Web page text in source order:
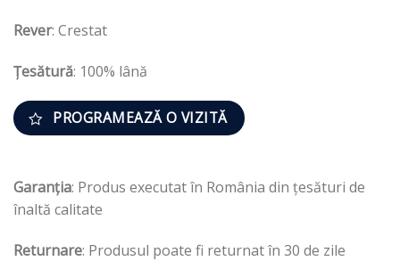
Rever: Crestat
Țesătură: 100% lână
PROGRAMEAZĂ O VIZITĂ
Garanția: Produs executat în România din țesături de
înaltă calitate
Returnare: Produsul poate fi returnat în 30 de zile